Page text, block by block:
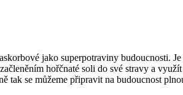
jako superpotraviny budoucnosti.
hořčnaté soli do své stravy a
tak se můžeme připravit na budoucnost